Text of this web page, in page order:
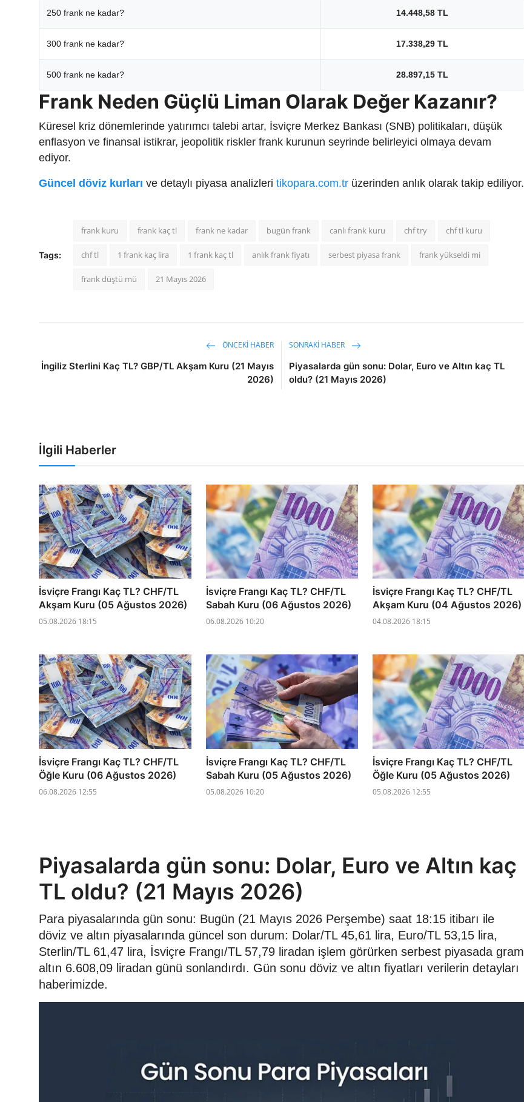
250 frank ne kadar? 14.448,58 TL
300 frank ne kadar? 17.338,29 TL
500 frank ne kadar? 28.897,15 TL
Frank Neden Güçlü Liman Olarak Değer Kazanır?
Küresel kriz dönemlerinde yatırımcı talebi artar, İsviçre Merkez Bankası (SNB) politikaları, düşük
enflasyon ve finansal istikrar, jeopolitik riskler frank kurunun seyrinde belirleyici olmaya devam
ediyor.
Güncel döviz kurları ve detaylı piyasa analizleri tikopara.com.tr üzerinden anlık olarak takip ediliyor.
Tags:
frank kuru frank kaç tl frank ne kadar bugün frank canlı frank kuru chf try chf tl kuru
chf tl 1 frank kaç lira 1 frank kaç tl anlık frank fiyatı serbest piyasa frank frank yükseldi mi
frank düştü mü 21 Mayıs 2026
ÖNCEKI HABER
İngiliz Sterlini Kaç TL? GBP/TL Akşam Kuru (21 Mayıs
2026)
SONRAKI HABER
Piyasalarda gün sonu: Dolar, Euro ve Altın kaç TL
oldu? (21 Mayıs 2026)
İlgili Haberler
İsviçre Frangı Kaç TL? CHF/TL
Akşam Kuru (05 Ağustos 2026)
05.08.2026 18:15
İsviçre Frangı Kaç TL? CHF/TL
Sabah Kuru (06 Ağustos 2026)
06.08.2026 10:20
İsviçre Frangı Kaç TL? CHF/TL
Akşam Kuru (04 Ağustos 2026)
04.08.2026 18:15
İsviçre Frangı Kaç TL? CHF/TL
Öğle Kuru (06 Ağustos 2026)
06.08.2026 12:55
İsviçre Frangı Kaç TL? CHF/TL
Sabah Kuru (05 Ağustos 2026)
05.08.2026 10:20
İsviçre Frangı Kaç TL? CHF/TL
Öğle Kuru (05 Ağustos 2026)
05.08.2026 12:55
Piyasalarda gün sonu: Dolar, Euro ve Altın kaç
TL oldu? (21 Mayıs 2026)
Para piyasalarında gün sonu: Bugün (21 Mayıs 2026 Perşembe) saat 18:15 itibarı ile
döviz ve altın piyasalarında güncel son durum: Dolar/TL 45,61 lira, Euro/TL 53,15 lira,
Sterlin/TL 61,47 lira, İsviçre Frangı/TL 57,79 liradan işlem görürken serbest piyasada gram
altın 6.608,09 liradan günü sonlandırdı. Gün sonu döviz ve altın fiyatları verilerin detayları
haberimizde.